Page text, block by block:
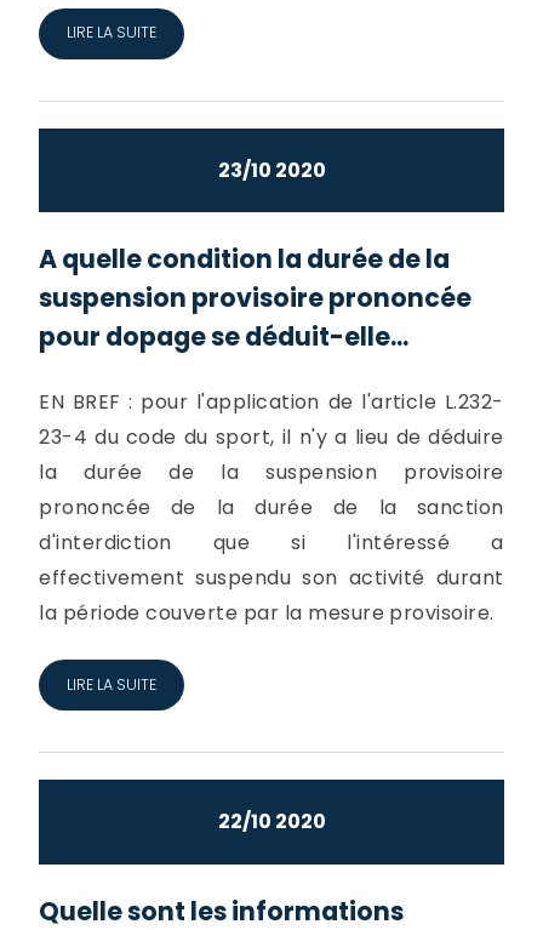
LIRE LA SUITE
23/10 2020
A quelle condition la durée de la
suspension provisoire prononcée
pour dopage se déduit-elle...
EN BREF : pour l'application de l'article L.232-
23-4 du code du sport, il n'y a lieu de déduire
la durée de la suspension provisoire
prononcée de la durée de la sanction
d'interdiction que si l'intéressé a
effectivement suspendu son activité durant
la période couverte par la mesure provisoire.
LIRE LA SUITE
22/10 2020
Quelle sont les informations